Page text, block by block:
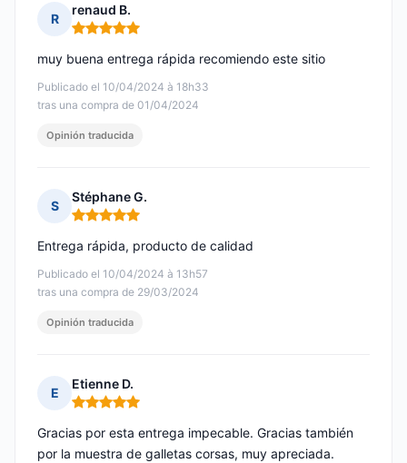
R
renaud B.
Nota: 5 de 5
Publicado el 10/04/2024 à 18h33
tras una compra de 01/04/2024
muy buena entrega rápida recomiendo este sitio
Opinión traducida
S
Stéphane G.
Nota: 5 de 5
Publicado el 10/04/2024 à 13h57
tras una compra de 29/03/2024
Entrega rápida, producto de calidad
Opinión traducida
E
Etienne D.
Nota: 5 de 5
Gracias por esta entrega impecable. Gracias también
por la muestra de galletas corsas, muy apreciada.